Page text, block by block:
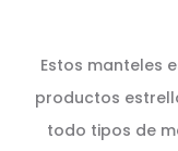
Estos manteles
productos
todo tipos de